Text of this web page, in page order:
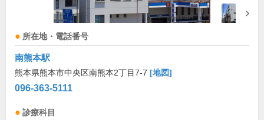
所在地・電話番号
南熊本駅
熊本県熊本市中央区南熊本2丁目7-7 [地図]
096-363-5111
診療科目